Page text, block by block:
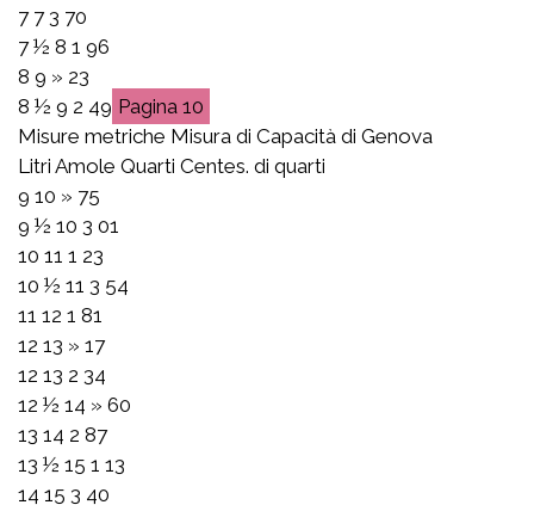
7 7 3 70
7 ½ 8 1 96
8 9 » 23
8 ½ 9 2 49
10
Misure metriche Misura di Capacità di Genova
Litri Amole Quarti Centes. di quarti
9 10 » 75
9 ½ 10 3 01
10 11 1 23
10 ½ 11 3 54
11 12 1 81
12 13 » 17
12 13 2 34
12 ½ 14 » 60
13 14 2 87
13 ½ 15 1 13
14 15 3 40